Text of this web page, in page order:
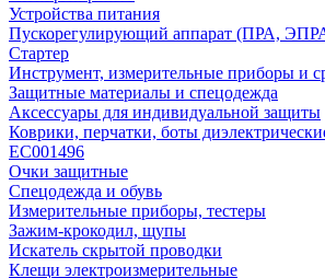
Устройства питания
Пускорегулирующий аппарат (ПРА,
Стартер
Инструмент, измерительные приборы и
Защитные материалы и спецодежда
Аксессуары для индивидуальной защиты
Коврики, перчатки, боты
EC001496
Очки защитные
Спецодежда и обувь
Измерительные приборы, тестеры
Зажим-крокодил, щупы
Искатель скрытой проводки
Клещи электроизмерительные